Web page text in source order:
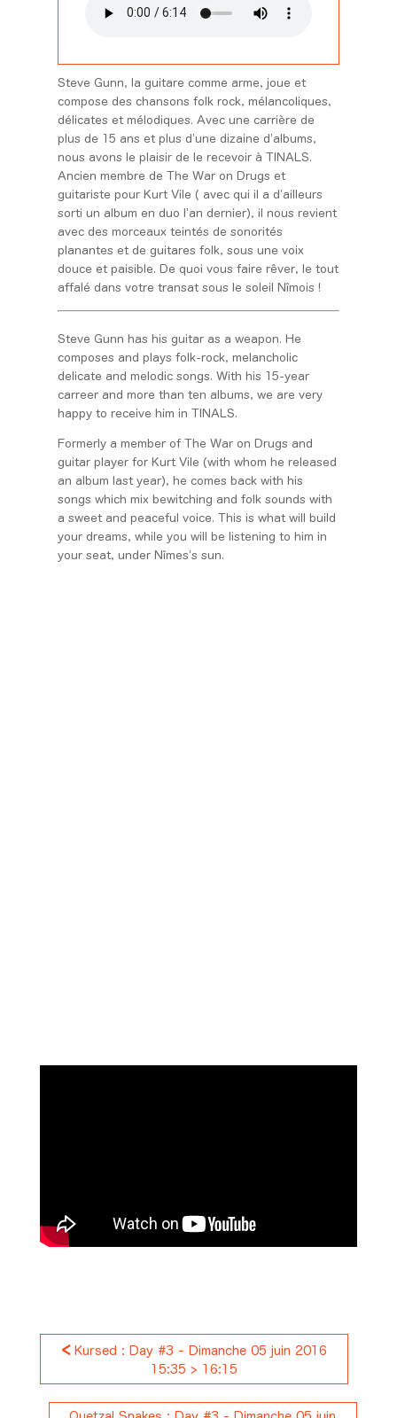
Steve Gunn, la guitare comme arme, joue et
compose des chansons folk rock, mélancoliques,
délicates et mélodiques. Avec une carrière de
plus de 15 ans et plus d’une dizaine d’albums,
nous avons le plaisir de le recevoir à TINALS.
Ancien membre de The War on Drugs et
guitariste pour Kurt Vile ( avec qui il a d’ailleurs
sorti un album en duo l’an dernier), il nous revient
avec des morceaux teintés de sonorités
planantes et de guitares folk, sous une voix
douce et paisible. De quoi vous faire rêver, le tout
affalé dans votre transat sous le soleil Nîmois !
Steve Gunn has his guitar as a weapon. He
composes and plays folk-rock, melancholic
delicate and melodic songs. With his 15-year
carreer and more than ten albums, we are very
happy to receive him in TINALS.
Formerly a member of The War on Drugs and
guitar player for Kurt Vile (with whom he released
an album last year), he comes back with his
songs which mix bewitching and folk sounds with
a sweet and peaceful voice. This is what will build
your dreams, while you will be listening to him in
your seat, under Nîmes’s sun.
<Kursed : Day #3 - Dimanche 05 juin 2016
15:35 > 16:15